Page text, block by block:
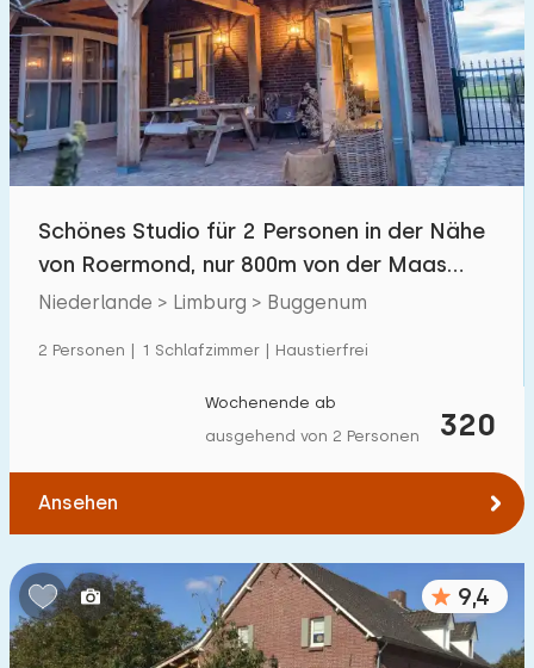
Schwimmbad
Eingezäunter Garten 2
Haustierfrei 2
Fahrradschuppen 0
Budget
€ 0 — € 1000+
Mindestanzahl
1 2 4 5
Schönes Studio für 2 Personen in der Nähe
von Roermond, nur 800m von der Maas
entfernt.
Niederlande > Limburg > Buggenum
2 Personen | 1 Schlafzimmer | Haustierfrei
320
Wochenende ab
ausgehend von 2 Personen
Ansehen
9,4